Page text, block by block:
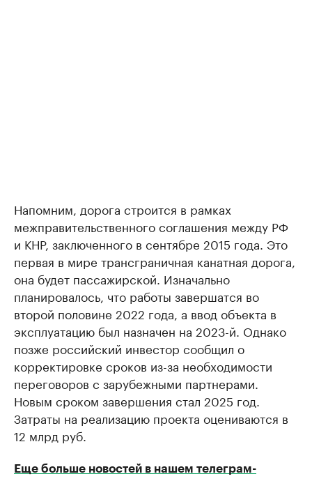
Напомним, дорога строится в рамках
межправительственного соглашения между РФ
и КНР, заключенного в сентябре 2015 года. Это
первая в мире трансграничная канатная дорога,
она будет пассажирской. Изначально
планировалось, что работы завершатся во
второй половине 2022 года, а ввод объекта в
эксплуатацию был назначен на 2023-й. Однако
позже российский инвестор сообщил о
корректировке сроков из-за необходимости
переговоров с зарубежными партнерами.
Новым сроком завершения стал 2025 год.
Затраты на реализацию проекта оцениваются в
12 млрд руб.
Еще больше новостей в нашем телеграм-